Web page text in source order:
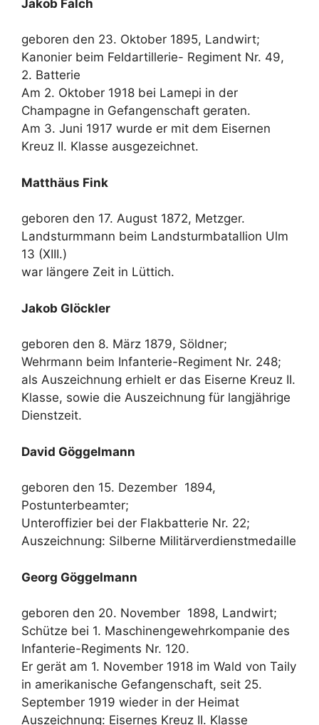
Jakob Falch
geboren den 23. Oktober 1895, Landwirt;
Kanonier beim Feldartillerie- Regiment Nr. 49,
2. Batterie
Am 2. Oktober 1918 bei Lamepi in der
Champagne in Gefangenschaft geraten.
Am 3. Juni 1917 wurde er mit dem Eisernen
Kreuz II. Klasse ausgezeichnet.
Matthäus Fink
geboren den 17. August 1872, Metzger.
Landsturmmann beim Landsturmbatallion Ulm
13 (XIII.)
war längere Zeit in Lüttich.
Jakob Glöckler
geboren den 8. März 1879, Söldner;
Wehrmann beim Infanterie-Regiment Nr. 248;
als Auszeichnung erhielt er das Eiserne Kreuz II.
Klasse, sowie die Auszeichnung für langjährige
Dienstzeit.
David Göggelmann
geboren den 15. Dezember 1894,
Postunterbeamter;
Unteroffizier bei der Flakbatterie Nr. 22;
Auszeichnung: Silberne Militärverdienstmedaille
Georg Göggelmann
geboren den 20. November 1898, Landwirt;
Schütze bei 1. Maschinengewehrkompanie des
Infanterie-Regiments Nr. 120.
Er gerät am 1. November 1918 im Wald von Taily
in amerikanische Gefangenschaft, seit 25.
September 1919 wieder in der Heimat
Auszeichnung: Eisernes Kreuz II. Klasse